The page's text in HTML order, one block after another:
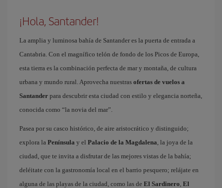
¡Hola, Santander!
La amplia y luminosa bahía de Santander es la puerta de entrada a
Cantabria. Con el magnífico telón de fondo de los Picos de Europa,
esta tierra es la combinación perfecta de mar y montaña, de cultura
urbana y mundo rural. Aprovecha nuestras ofertas de vuelos a
Santander para descubrir esta ciudad con estilo y elegancia norteña,
conocida como “la novia del mar”.
Pasea por su casco histórico, de aire aristocrático y distinguido;
explora la Península y el Palacio de la Magdalena, la joya de la
ciudad, que te invita a disfrutar de las mejores vistas de la bahía;
deléitate con la gastronomía local en el barrio pesquero; relájate en
alguna de las playas de la ciudad, como las de El Sardinero, El